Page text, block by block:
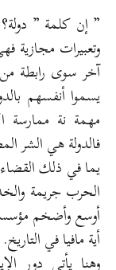
” إن كلمة ”
وتعبيرات مجازية
آخر سوى رابطة من
يسموا أنفسهم
مهمة نة ممارسة
فالدولة هي
يما في ذلك
الحرب جريمة
أوسع وأضخم
أية مافيا في التاريخ.
وهنا يأتي دور